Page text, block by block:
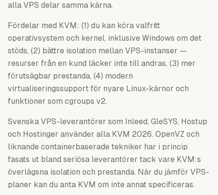
alla VPS delar samma kärna.
Fördelar med KVM: (1) du kan köra valfritt
operativsystem och kernel, inklusive Windows om det
stöds, (2) bättre isolation mellan VPS-instanser —
resurser från en kund läcker inte till andras, (3) mer
förutsägbar prestanda, (4) modern
virtualiseringssupport för nyare Linux-kärnor och
funktioner som cgroups v2.
Svenska VPS-leverantörer som Inleed, GleSYS, Hostup
och Hostinger använder alla KVM 2026. OpenVZ och
liknande containerbaserade tekniker har i princip
fasats ut bland seriösa leverantörer tack vare KVM:s
överlägsna isolation och prestanda. När du jämför VPS-
planer kan du anta KVM om inte annat specificeras.